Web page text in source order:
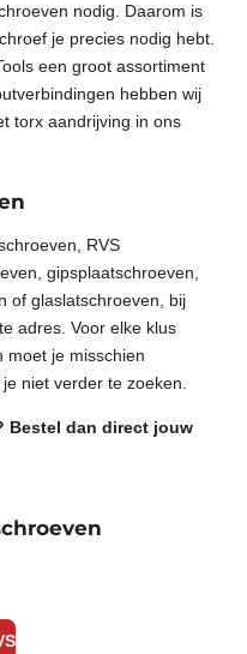
nodig. Daarom is
je precies nodig hebt.
een groot assortiment
hebben wij
torx aandrijving in ons
RVS
gipsplaatschroeven,
of glaslatschroeven, bij
adres. Voor elke klus
moet je misschien
niet verder te zoeken.
Bestel dan direct jouw